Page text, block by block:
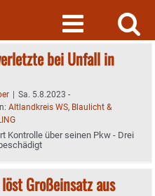
bei Unfall in
| Sa. 5.8.2023 -
Altlandkreis WS, Blaulicht &
Kontrolle über seinen Pkw - Drei
Großeinsatz aus